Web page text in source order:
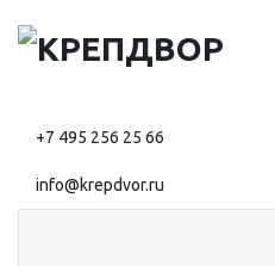
+7 495 256 25 66
info@krepdvor.ru